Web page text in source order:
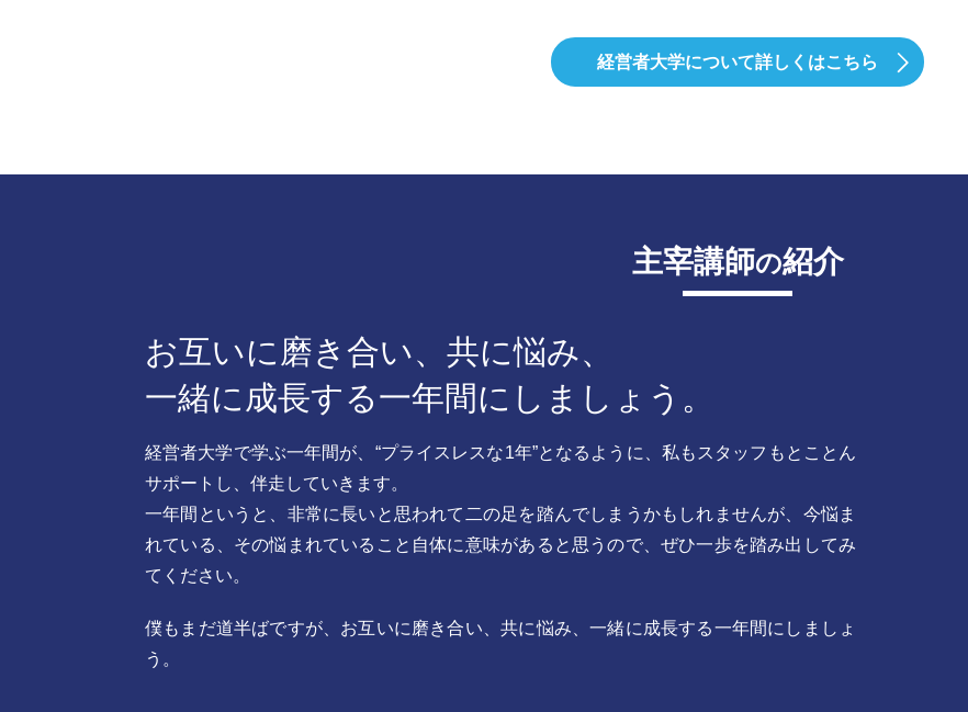
経営者大学について詳しくはこちら
主宰講師の紹介
お互いに磨き合い、共に悩み、
一緒に成長する一年間にしましょう。
経営者大学で学ぶ一年間が、“プライスレスな1年”となるように、私もスタッフもとことん
サポートし、伴走していきます。
一年間というと、非常に長いと思われて二の足を踏んでしまうかもしれませんが、今悩ま
れている、その悩まれていること自体に意味があると思うので、ぜひ一歩を踏み出してみ
てください。
僕もまだ道半ばですが、お互いに磨き合い、共に悩み、一緒に成長する一年間にしましょ
う。